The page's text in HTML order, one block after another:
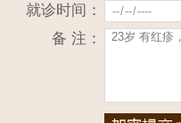
就诊时间：
备 注：